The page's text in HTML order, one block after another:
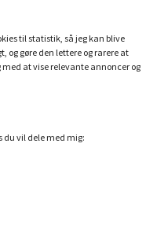
til statistik, så jeg kan blive
og gøre den lettere og rarere at
at vise relevante annoncer og
du vil dele med mig:
NMN og resveratrol